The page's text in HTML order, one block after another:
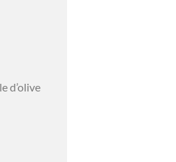
d’olive